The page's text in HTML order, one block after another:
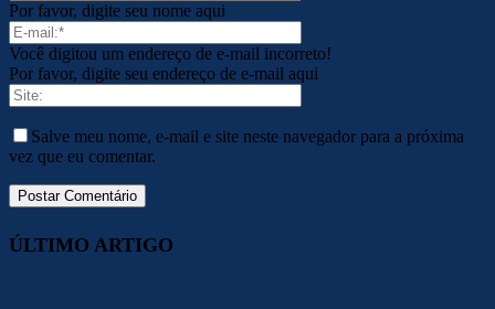
Por favor, digite seu nome aqui
Você digitou um endereço de e-mail incorreto!
Por favor, digite seu endereço de e-mail aqui
Salve meu nome, e-mail e site neste navegador para a próxima
vez que eu comentar.
ÚLTIMO ARTIGO